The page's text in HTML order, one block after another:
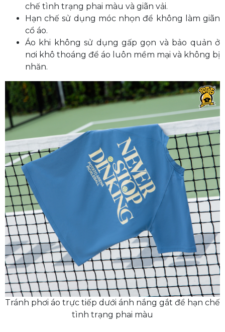
chế tình trạng phai màu và giãn vải.
Hạn chế sử dụng móc nhọn để không làm giãn
cổ áo.
Áo khi không sử dụng gấp gọn và bảo quản ở
nơi khô thoáng để áo luôn mềm mại và không bị
nhăn.
Tránh phơi áo trực tiếp dưới ánh nắng gắt để hạn chế
tình trạng phai màu